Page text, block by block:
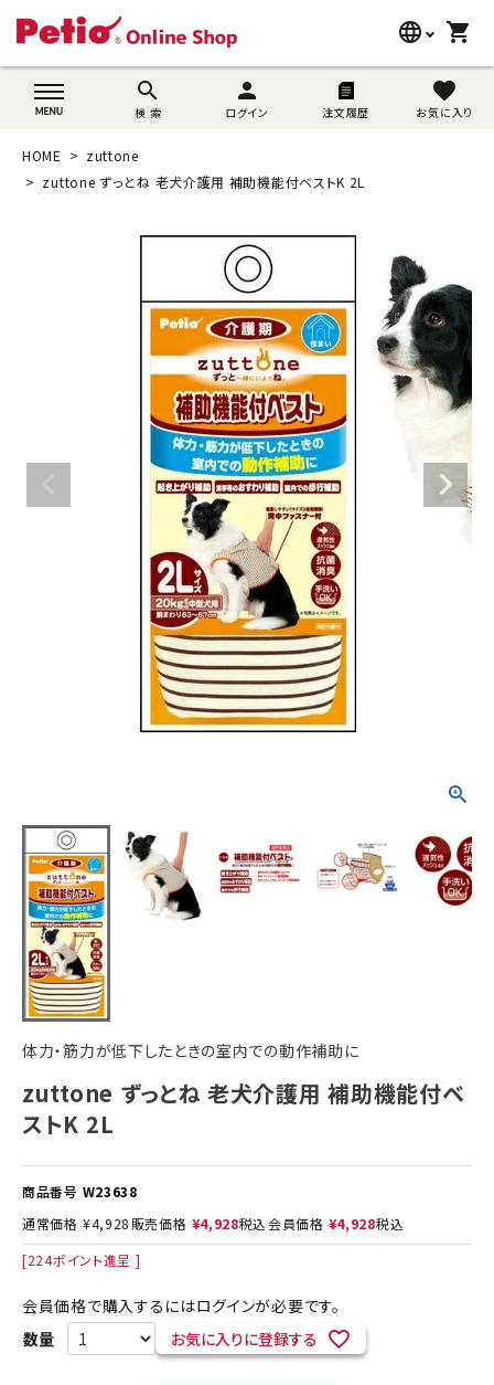
language
wovn-lang-name
shopping_cart
search
検 索
person
ログイン 注文履歴
favorite
お気に入り
search
猫用品
うさぎ用品
ご利用案内
person 新規会員登録
HOME
zuttone
zuttone ずっとね 老犬介護用 補助機能付ベストK 2L
体力・筋力が低下したときの室内での動作補助に
zuttone ずっとね 老犬介護用 補助機能付ベ
ストK 2L
商品番号 W23638
通常価格 ¥4,928 販売価格 ¥4,928税込会員価格 ¥4,928税込
[224ポイント進呈 ]
会員価格で購入するにはログインが必要です。
お気に入りに登録する